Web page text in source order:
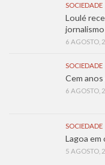
SOCIEDADE
Loulé
jornalismo
6 AGOSTO,
SOCIEDADE
Cem
6 AGOSTO,
SOCIEDADE
Lagoa em
5 AGOSTO,